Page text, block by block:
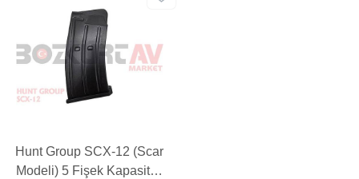
Hunt Group SCX-12 (Scar
Modeli) 5 Fişek Kapasiteli